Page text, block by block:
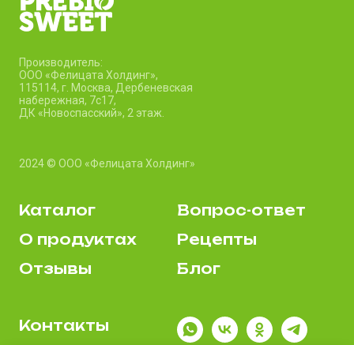
Производитель:
ООО «Фелицата Холдинг»,
115114, г. Москва, Дербеневская
набережная, 7c17,
ДК «Новоспасский», 2 этаж.
2024 © ООО «Фелицата Холдинг»
Каталог
О продуктах
Отзывы
Вопрос-ответ
Рецепты
Блог
Контакты